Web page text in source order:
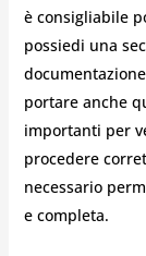
è consigliabile
possiedi una
portare anche
importanti per
procedere
necessario
e completa.